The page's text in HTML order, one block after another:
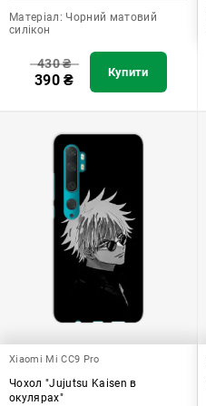
Матеріал: Чорний матовий
силікон
430₴
390₴ Купити
Xiaomi Mi CC9 Pro
Чохол "Jujutsu Kaisen в
окулярах"